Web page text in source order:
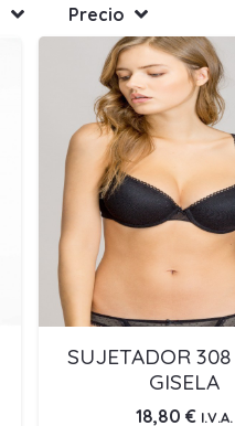
Precio
SUJETADOR 308
GISELA
18,80 € I.V.A.